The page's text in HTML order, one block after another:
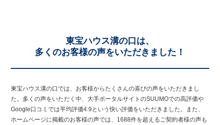
東宝ハウス溝の口は、
多くのお客様の声をいただきました！
東宝ハウス溝の口では、お客様からたくさんの喜びの声をいただきまし
た。多くの声をいただく中、大手ポータルサイトのSUUMOでの高評価や
Google口コミでは平均評価4.9という快い評価をいただきました。また、
ホームページに掲載のお客様の声では、1688件を超えるご契約者様の声も